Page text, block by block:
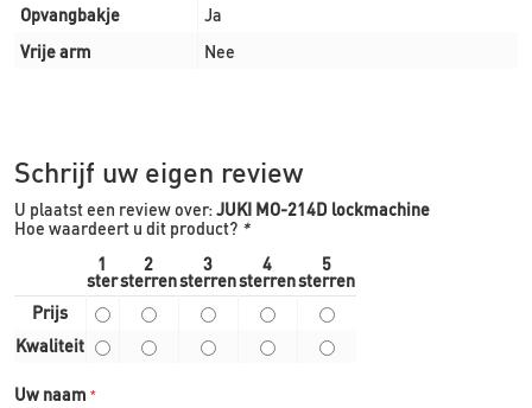
Opvangbakje
Ja
Vrije arm
Nee
Schrijf uw eigen review
U plaatst een review over:JUKI MO-214D lockmachine
Hoe waardeert u dit product? *
1
ster
2
sterren
3
sterren
4
sterren
5
sterren
Prijs
Kwaliteit
Uw naam